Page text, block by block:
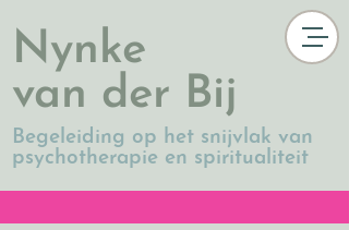
Nynke
van der Bij
Begeleiding op het snijvlak van
psychotherapie en spiritualiteit